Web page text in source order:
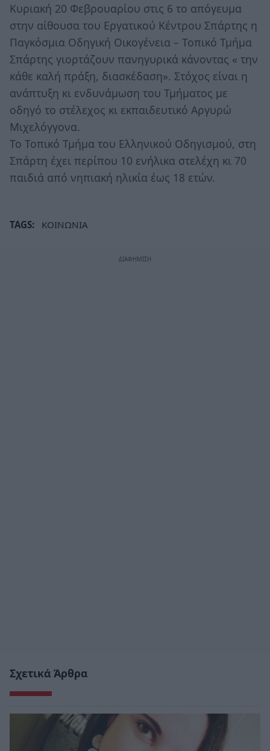
Κυριακή 20 Φεβρουαρίου στις 6 το απόγευμα
στην αίθουσα του Εργατικού Κέντρου Σπάρτης η
Παγκόσμια Οδηγική Οικογένεια – Τοπικό Τμήμα
Σπάρτης γιορτάζουν πανηγυρικά κάνοντας « την
κάθε καλή πράξη, διασκέδαση». Στόχος είναι η
ανάπτυξη κι ενδυνάμωση του Τμήματος με
οδηγό το στέλεχος κι εκπαιδευτικό Αργυρώ
Μιχελόγγονα.
Το Τοπικό Τμήμα του Ελληνικού Οδηγισμού, στη
Σπάρτη έχει περίπου 10 ενήλικα στελέχη κι 70
παιδιά από νηπιακή ηλικία έως 18 ετών.
TAGS: ΚΟΙΝΩΝΙΑ
Σχετικά Άρθρα